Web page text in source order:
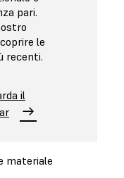
pari.
le
recenti.
il
materiale